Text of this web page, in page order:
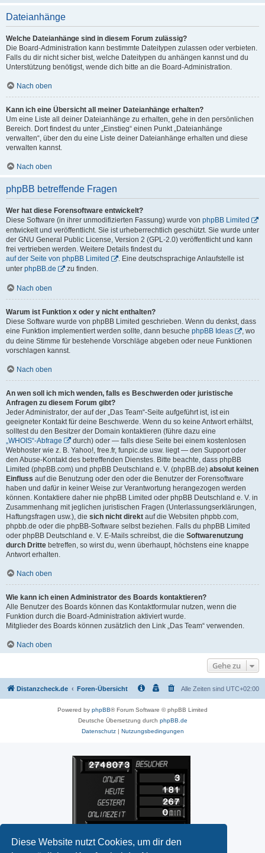
Diese Website nutzt Cookies, um dir den
Dateianhänge
Welche Dateianhänge sind in diesem Forum zulässig?
Die Board-Administration kann bestimmte Dateitypen zulassen oder verbieten.
Falls du dir nicht sicher bist, welche Dateitypen du anhängen kannst und du
Unterstützung benötigst, wende dich bitte an die Board-Administration.
Nach oben
Kann ich eine Übersicht all meiner Dateianhänge erhalten?
Um eine Liste all deiner Dateianhänge zu erhalten, gehe in den persönlichen
Bereich. Dort findest du unter „Einstieg“ einen Punkt „Dateianhänge
verwalten“, über den du eine Liste deiner Dateianhänge erhalten und diese
verwalten kannst.
Nach oben
phpBB betreffende Fragen
Wer hat diese Forensoftware entwickelt?
Diese Software (in ihrer unmodifizierten Fassung) wurde von phpBB Limited
entwickelt und veröffentlicht. Sie ist urheberrechtlich geschützt. Sie wurde unter
der GNU General Public License, Version 2 (GPL-2.0) veröffentlicht und kann
frei vertrieben werden. Weitere Details findest du
auf der Seite von phpBB Limited
. Eine deutschsprachige Anlaufstelle ist
unter phpBB.de zu finden.
Nach oben
Warum ist Funktion x oder y nicht enthalten?
Diese Software wurde von phpBB Limited geschrieben. Wenn du denkst, dass
eine Funktion implementiert werden sollte, dann besuche phpBB Ideas
, wo
du deine Stimme für bestehende Vorschläge abgeben oder neue Funktionen
vorschlagen kannst.
Nach oben
An wen soll ich mich wenden, falls es Beschwerden oder juristische
Anfragen zu diesem Forum gibt?
Jeder Administrator, der auf der „Das Team“-Seite aufgeführt ist, ist ein
geeigneter Kontakt für deine Beschwerde. Wenn du so keine Antwort erhältst,
solltest du den Besitzer der Domain kontaktieren (führe dazu eine
„WHOIS“-Abfrage
durch) oder — falls diese Seite bei einem kostenlosen
Webhoster wie z. B. Yahoo!, free.fr, funpic.de usw. liegt — den Support oder
den Abuse-Kontakt des betreffenden Dienstes. Bitte beachte, dass phpBB
Limited (phpBB.com) und phpBB Deutschland e. V. (phpBB.de) absolut keinen
Einfluss auf die Benutzung oder den oder die Benutzer der Forensoftware
haben und dafür in keiner Weise zur Verantwortung herangezogen werden
können. Kontaktiere daher nie phpBB Limited oder phpBB Deutschland e. V. in
Zusammenhang mit jeglichen juristischen Fragen (Unterlassungserklärungen,
Haftungsfragen usw.), die sich nicht direkt auf die Websiten phpbb.com,
phpbb.de oder die phpBB-Software selbst beziehen. Falls du phpBB Limited
oder phpBB Deutschland e. V. E-Mails schreibst, die die Softwarenutzung
durch Dritte betreffen, so wirst du, wenn überhaupt, höchstens eine knappe
Antwort erhalten.
Nach oben
Wie kann ich einen Administrator des Boards kontaktieren?
Alle Benutzer des Boards können das Kontaktformular nutzen, wenn die
Funktion durch die Board-Administration aktiviert wurde.
Mitglieder des Boards können zusätzlich den Link „Das Team“ verwenden.
Nach oben
Gehe zu
Distanzcheck.de Foren-Übersicht Alle Zeiten sind UTC+02:00
Powered by phpBB® Forum Software © phpBB Limited
Deutsche Übersetzung durch phpBB.de
Datenschutz| Nutzungsbedingungen